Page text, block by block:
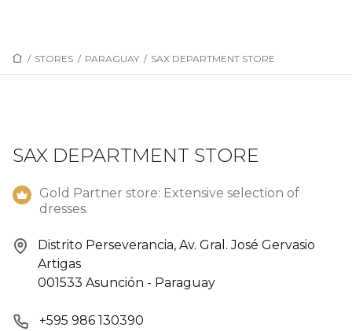
/ STORES / PARAGUAY / SAX DEPARTMENT STORE
SAX DEPARTMENT STORE
Gold Partner store: Extensive selection of
dresses.
Distrito Perseverancia, Av. Gral. José Gervasio
Artigas
001533 Asunción - Paraguay
+595 986 130390